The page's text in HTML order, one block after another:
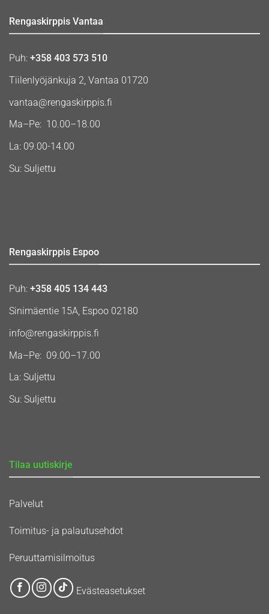
Rengaskirppis Vantaa
Puh: +358 403 573 510
Tiilenlyöjänkuja 2, Vantaa 01720
vantaa@rengaskirppis.fi
Ma–Pe: 10.00–18.00
La: 09.00-14.00
Su: Suljettu
Rengaskirppis Espoo
Puh: +358 405 134 443
Sinimäentie 15A, Espoo 02180
info@rengaskirppis.fi
Ma–Pe: 09.00–17.00
La: Suljettu
Su: Suljettu
Tilaa uutiskirje
Palvelut
Toimitus- ja palautusehdot
Peruuttamisilmoitus
Evästeasetukset